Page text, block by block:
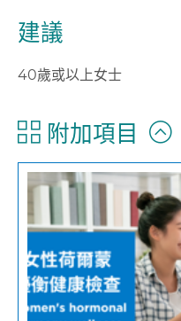
建議
40歲或以上女士
附加項目